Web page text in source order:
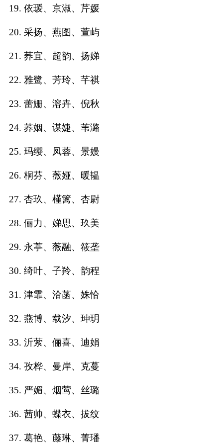
取
打
起
起
19. 依瑷、京淑、芹媛
20. 采扬、燕图、萱屿
21. 荞宜、超韵、扬娣
22. 雅鹭、芳玲、芊祺
23. 蕾姗、溶卉、倪秋
24. 荞姻、谋婕、苇潞
25. 玛缨、凤蓉、景嫚
26. 桐芬、薇娅、暖韫
27. 杏玖、槿篱、杏尉
28. 俪力、娣思、玖美
29. 永葶、薇融、筱垄
30. 绮叶、子羚、韵程
31. 津霏、洽菡、姝恰
32. 燕博、载汐、珅玥
33. 沂萦、俪喜、迪娟
34. 孜桦、曼岸、克蔓
35. 严媚、烟莺、丝璐
36. 茜帅、蝶衣、拔纹
37. 葛艳、藤琳、菁璠